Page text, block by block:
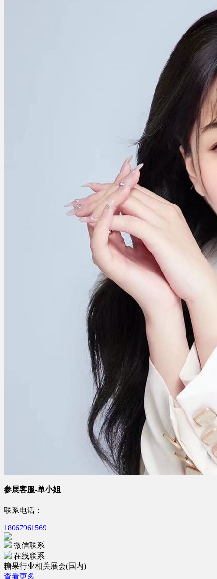
参展客服-单小姐
联系电话：
18067961569
微信联系
在线联系
糖果行业相关展会(国内)
查看更多